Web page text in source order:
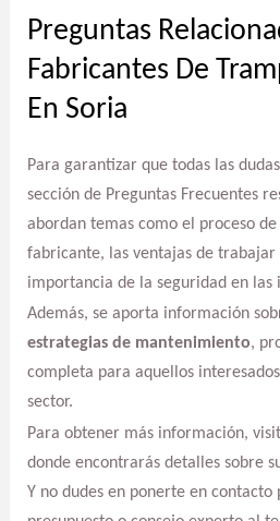
Preguntas
Fabricantes De
En Soria
Para garantizar que todas las
sección de Preguntas Frecuentes
abordan temas como el proceso
fabricante, las ventajas de trabajar
importancia de la seguridad en las
Además, se aporta información
estrategias de mantenimiento,
completa para aquellos
sector.
Para obtener más información,
donde encontrarás detalles sobre
Y no dudes en ponerte en